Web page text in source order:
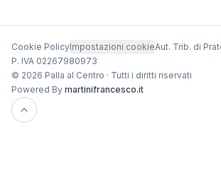
Cookie PolicyImpostazioni cookieAut. Trib. di
P. IVA 02267980973
© 2026 Palla al Centro · Tutti i diritti riservati
Powered By martinifrancesco.it